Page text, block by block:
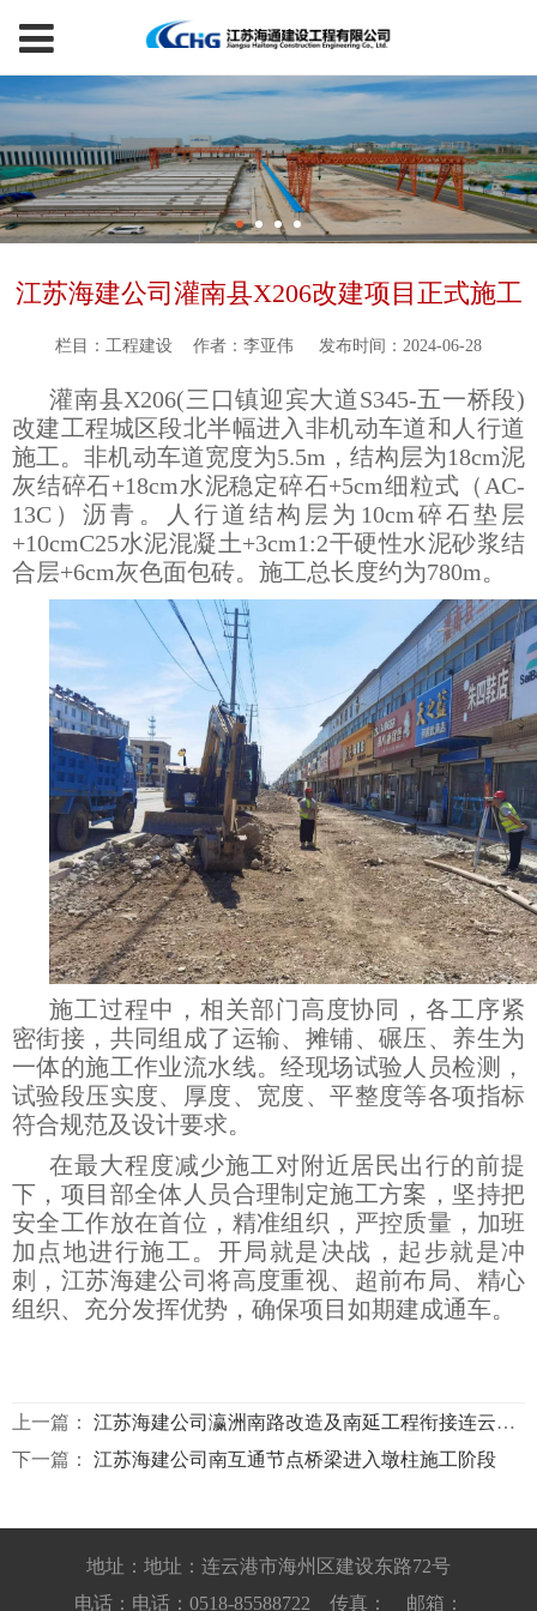
江苏海建公司灌南县X206改建项目正式施工
栏目：工程建设 作者：李亚伟 发布时间：2024-06-28
灌南县X206(三口镇迎宾大道S345-五一桥段)
改建工程城区段北半幅进入非机动车道和人行道
施工。非机动车道宽度为5.5m，结构层为18cm泥
灰结碎石+18cm水泥稳定碎石+5cm细粒式（AC-
13C）沥青。人行道结构层为10cm碎石垫层
+10cmC25水泥混凝土+3cm1:2干硬性水泥砂浆结
合层+6cm灰色面包砖。施工总长度约为780m。
施工过程中，相关部门高度协同，各工序紧
密街接，共同组成了运输、摊铺、碾压、养生为
一体的施工作业流水线。经现场试验人员检测，
试验段压实度、厚度、宽度、平整度等各项指标
符合规范及设计要求。
在最大程度减少施工对附近居民出行的前提
下，项目部全体人员合理制定施工方案，坚持把
安全工作放在首位，精准组织，严控质量，加班
加点地进行施工。开局就是决战，起步就是冲
刺，江苏海建公司将高度重视、超前布局、精心
组织、充分发挥优势，确保项目如期建成通车。
上一篇： 江苏海建公司瀛洲南路改造及南延工程衔接连云港南互通节点桥梁工程11#承台完成浇筑
下一篇： 江苏海建公司南互通节点桥梁进入墩柱施工阶段
地址：地址：连云港市海州区建设东路72号
电话：电话：0518-85588722 传真： 邮箱：